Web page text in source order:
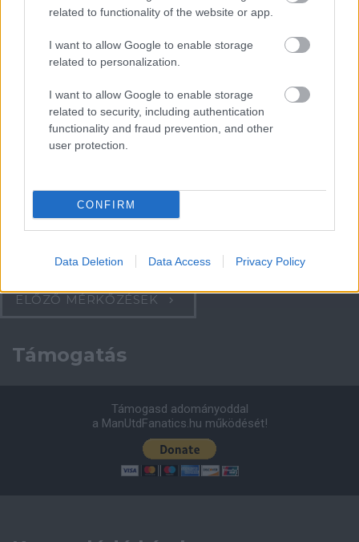
related to functionality of the website or app.
I want to allow Google to enable storage
related to personalization.
I want to allow Google to enable storage
related to security, including authentication
functionality and fraud prevention, and other
user protection.
CONFIRM
Data Deletion Data Access Privacy Policy
Paris Saint-Germain
vs
Manchester United
Felkészülési szezon 4. mérkőzés
Nya Ullevi, Göteborg
2026-08-08 17:00
Leeds UnitedvsManchester United2026-08-12 20:30
AC MilanvsManchester United2026-08-15 18:00
ELŐZŐ MÉRKŐZÉSEK
Támogatás
Támogasd adományoddal
a ManUtdFanatics.hu működését!